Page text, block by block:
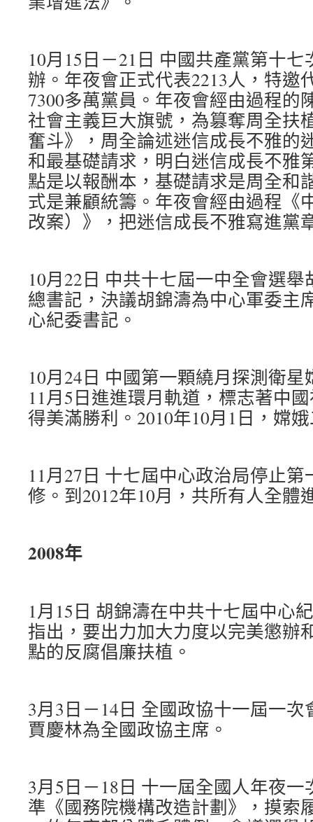
10月15日－21日 中國共產黨第十
辦。年夜會正式代表2213人，特邀
7300多萬黨員。年夜會經由過程的
社會主義巨大旗號，為篡奪周全扶
奮斗》，周全論述迷信成長不雅的
和最基礎請求，明白迷信成長不雅
點是以報酬本，基礎請求是周全和
式是兼顧統籌。年夜會經由過程《
改案）》，把迷信成長不雅寫進黨
10月22日 中共十七屆一中全會選
總書記，決議胡錦濤為中心軍委主
心紀委書記。
10月24日 中國第一顆繞月探測衛
11月5日進進環月軌道，標志著中
得美滿勝利。2010年10月1日，嫦
11月27日 十七屆中心政治局停止
修。到2012年10月，共所有人全體
2008年
1月15日 胡錦濤在中共十七屆中心
指出，要出力加大力度以完美懲辦
點的反腐倡廉扶植。
3月3日－14日 全國政協十一屆一
賈慶林為全國政協主席。
3月5日－18日 十一屆全國人年夜
準《國務院機構改造計劃》，摸索